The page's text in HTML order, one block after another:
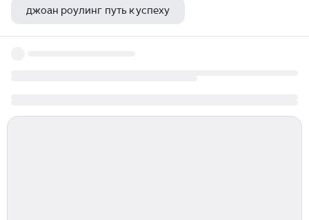
джоан роулинг путь к успеху